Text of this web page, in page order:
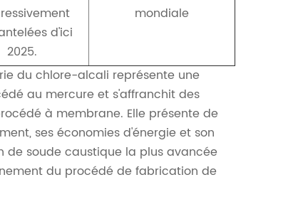
d'ici
2025.
mondiale
du chlore-alcali représente une
au mercure et s'affranchit des
à membrane. Elle présente de
ses économies d'énergie et son
soude caustique la plus avancée
du procédé de fabrication de